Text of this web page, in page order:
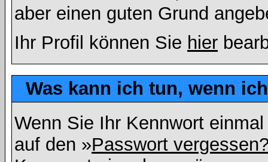
aber einen guten Grund
Ihr Profil können Sie hier
Was kann ich tun, wenn
Wenn Sie Ihr Kennwort
auf den »Passwort